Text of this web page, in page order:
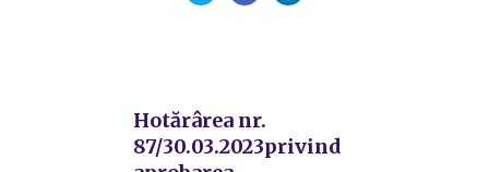
Hotărârea nr.
87/30.03.2023privind